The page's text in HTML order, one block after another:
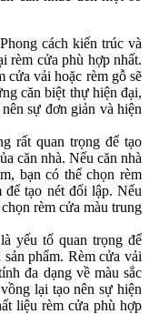
Phong cách kiến trúc và
rèm cửa phù hợp nhất.
cửa vải hoặc rèm gỗ sẽ
căn biệt thự hiện đại,
sự đơn giản và hiện
rất quan trọng để tạo
căn nhà. Nếu căn nhà
bạn có thể chọn rèm
để tạo nét đối lập. Nếu
rèm cửa màu trung
yếu tố quan trọng để
phẩm. Rèm cửa vải
đa dạng về màu sắc
lại tạo nên sự hiện
liệu rèm cửa phù hợp